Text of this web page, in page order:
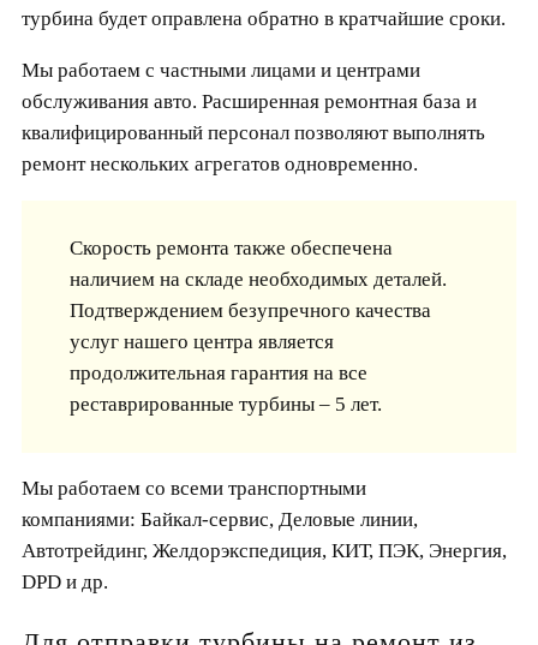
турбина будет оправлена обратно в кратчайшие сроки.
Мы работаем с частными лицами и центрами
обслуживания авто. Расширенная ремонтная база и
квалифицированный персонал позволяют выполнять
ремонт нескольких агрегатов одновременно.
Скорость ремонта также обеспечена
наличием на складе необходимых деталей.
Подтверждением безупречного качества
услуг нашего центра является
продолжительная гарантия на все
реставрированные турбины – 5 лет.
Мы работаем со всеми транспортными
компаниями: Байкал-сервис, Деловые линии,
Автотрейдинг, Желдорэкспедиция, КИТ, ПЭК, Энергия,
DPD и др.